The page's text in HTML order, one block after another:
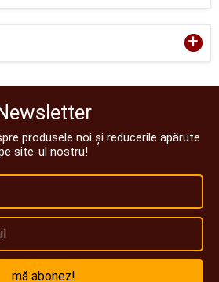
+
produsele noi și reducerile apărute
site-ul nostru!
mă abonez!